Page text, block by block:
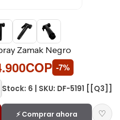
Zamak Negro
-7%
Stock: 6 | SKU: DF-5191 [[Q3]]
⚡ Comprar ahora ♡